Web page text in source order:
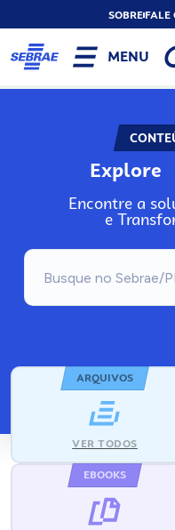
SOBREFALE
MENU
Explore
Encontre a
e
ARQUIVOS
VER TODOS
EBOOKS